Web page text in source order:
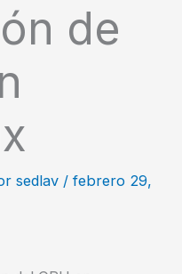
de
sedlav / febrero 29,